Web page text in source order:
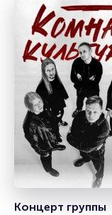
Концерт группы